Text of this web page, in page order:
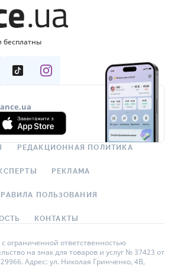
бесплатны
РЕДАКЦИОННАЯ ПОЛИТИКА
РЕКЛАМА
ПОЛЬЗОВАНИЯ
КОНТАКТЫ
ограниченной ответственностью
на знак для товаров и услуг № 37423 от
Адрес: ул. Николая Гринченко, 4В,